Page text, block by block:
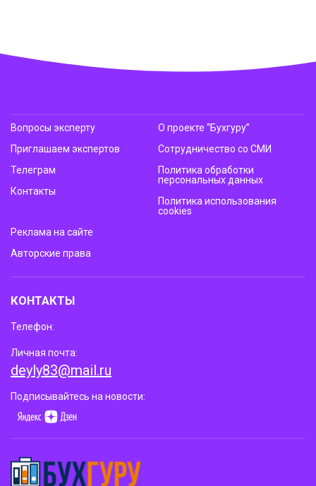
Вопросы эксперту
Приглашаем экспертов
Телеграм
Контакты
О проекте “Бухгуру”
Сотрудничество со СМИ
Политика обработки
персональных данных
Политика использования
cookies
Реклама на сайте
Авторские права
КОНТАКТЫ
Телефон:
Личная почта:
deyly83@mail.ru
Подписывайтесь на новости: